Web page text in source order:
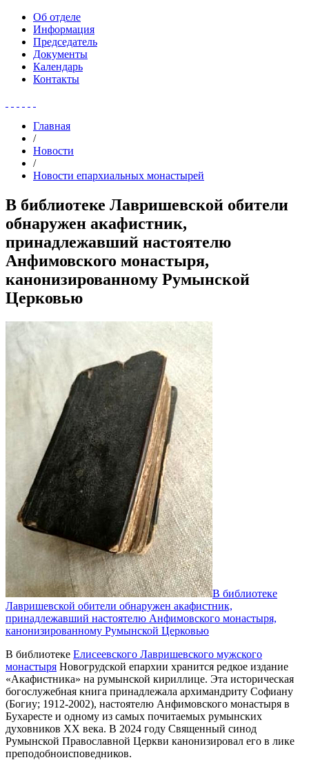
Об отделе
Информация
Председатель
Документы
Календарь
Контакты
Главная
/
Новости
/
Новости епархиальных монастырей
В библиотеке Лавришевской обители
обнаружен акафистник,
принадлежавший настоятелю
Анфимовского монастыря,
канонизированному Румынской
Церковью
В библиотеке
Лавришевской обители обнаружен акафистник,
принадлежавший настоятелю Анфимовского монастыря,
канонизированному Румынской Церковью
В библиотеке Елисеевского Лавришевского мужского
монастыря Новогрудской епархии хранится редкое издание
«Акафистника» на румынской кириллице. Эта историческая
богослужебная книга принадлежала архимандриту Софиану
(Богиу; 1912-2002), настоятелю Анфимовского монастыря в
Бухаресте и одному из самых почитаемых румынских
духовников XX века. В 2024 году Священный синод
Румынской Православной Церкви канонизировал его в лике
преподобноисповедников.